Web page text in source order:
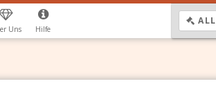
Uns Hilfe